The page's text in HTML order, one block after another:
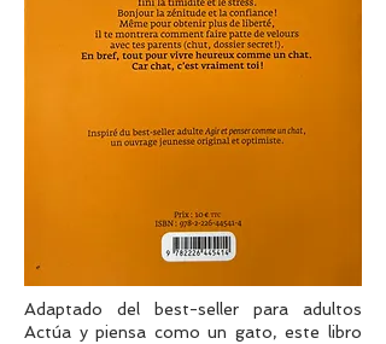
Adaptado del best-seller para adultos
Actúa y piensa como un gato, este libro